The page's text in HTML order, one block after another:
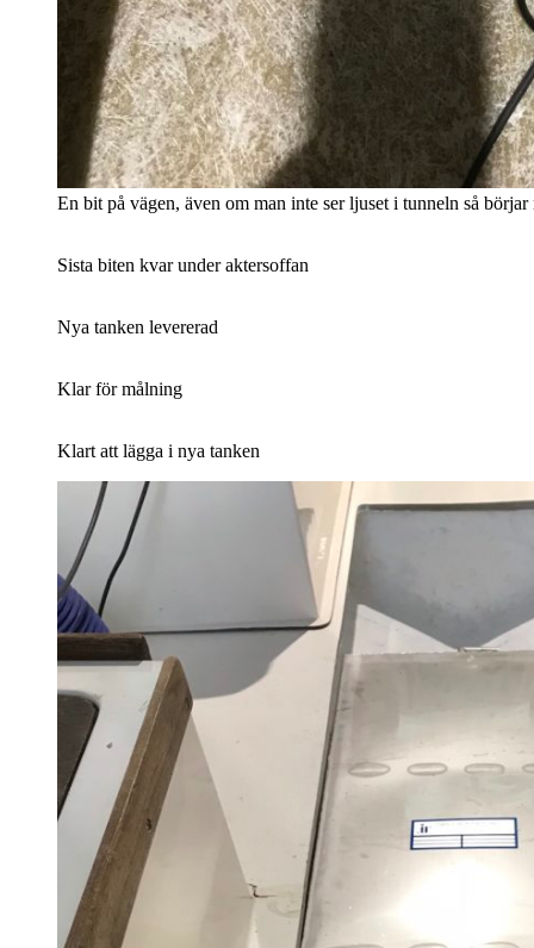
En bit på vägen, även om man inte ser ljuset i tunneln så
Sista biten kvar under aktersoffan
Nya tanken levererad
Klar för målning
Klart att lägga i nya tanken